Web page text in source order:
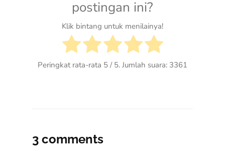
postingan ini?
Klik bintang untuk menilainya!
Peringkat rata-rata 5 / 5. Jumlah suara: 3361
3 comments